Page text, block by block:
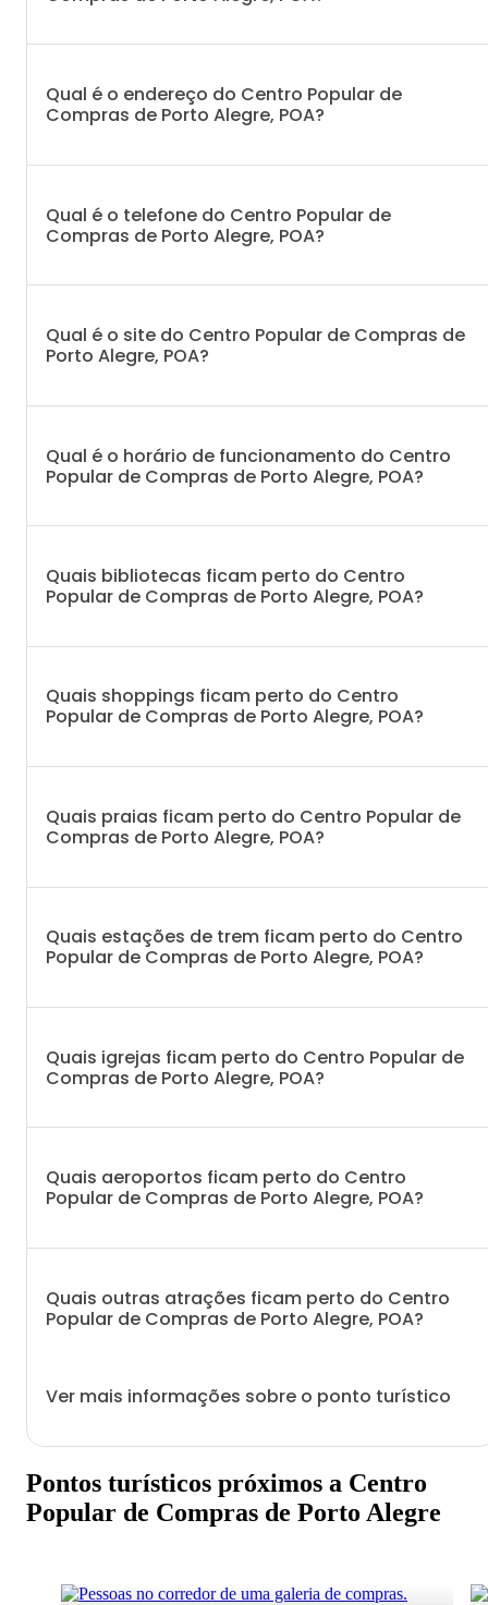
Qual é o endereço do Centro Popular de
Compras de Porto Alegre, POA?
Qual é o telefone do Centro Popular de
Compras de Porto Alegre, POA?
Qual é o site do Centro Popular de Compras de
Porto Alegre, POA?
Qual é o horário de funcionamento do Centro
Popular de Compras de Porto Alegre, POA?
Quais bibliotecas ficam perto do Centro
Popular de Compras de Porto Alegre, POA?
Quais shoppings ficam perto do Centro
Popular de Compras de Porto Alegre, POA?
Quais praias ficam perto do Centro Popular de
Compras de Porto Alegre, POA?
Quais estações de trem ficam perto do Centro
Popular de Compras de Porto Alegre, POA?
Quais igrejas ficam perto do Centro Popular de
Compras de Porto Alegre, POA?
Quais aeroportos ficam perto do Centro
Popular de Compras de Porto Alegre, POA?
Quais outras atrações ficam perto do Centro
Popular de Compras de Porto Alegre, POA?
Ver mais informações sobre o ponto turístico
Pontos turísticos próximos a Centro
Popular de Compras de Porto Alegre